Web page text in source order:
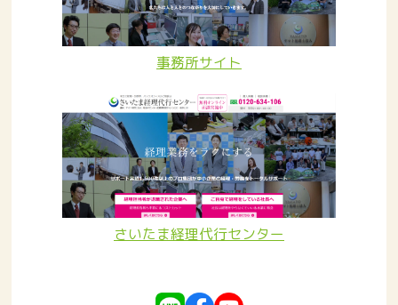
事務所サイト
さいたま経理代行センター